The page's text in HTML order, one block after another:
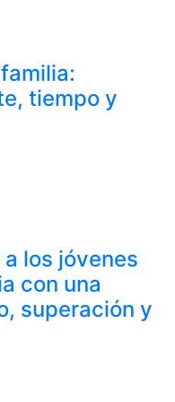
tiempo y
los jóvenes
con una
superación y